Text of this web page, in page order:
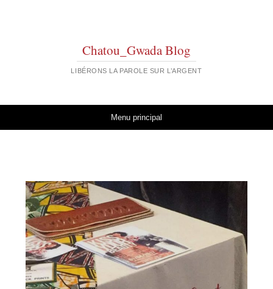
Chatou_Gwada Blog
LIBÉRONS LA PAROLE SUR L’ARGENT
Menu principal